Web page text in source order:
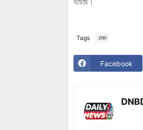
Tags ঢাকা
Facebook